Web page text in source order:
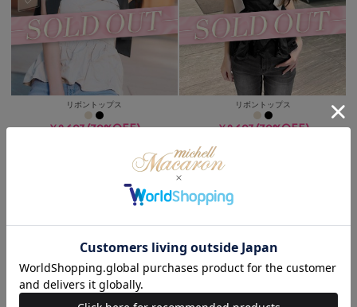
リボントップス
￥2,607(70%OFF)
リボントップス
￥2,607(70%OFF)